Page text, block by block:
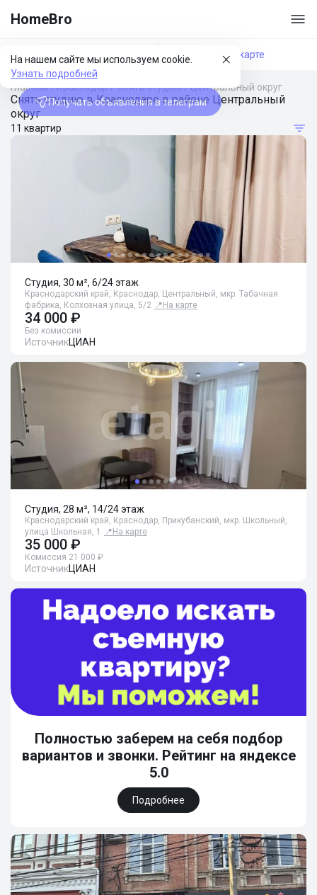
HomeBro
На нашем сайте мы используем cookie.
Узнать подробней
Получать объявления в телеграм
Фильтры На карте
Главная/Краснодар/Снять студию/Центральный округ
Снять студию в Краснодаре в районе Центральный
округ
11 квартир
Студия, 30 м², 6/24 этаж
Краснодарский край, Краснодар, Центральный, мкр. Табачная
фабрика, Колхозная улица, 5/2 📍 На карте
34 000 ₽
Без комиссии
ИсточникЦИАН
Студия, 28 м², 14/24 этаж
Краснодарский край, Краснодар, Прикубанский, мкр. Школьный,
улица Школьная, 1
📍 На карте
35 000 ₽
Комиссия 21 000 ₽
ИсточникЦИАН
Полностью заберем на себя подбор
вариантов и звонки. Рейтинг на яндексе
5.0
Подробнее